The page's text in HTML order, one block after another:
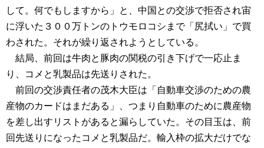
して。何でもしますから」と、中国との交渉で拒否され宙
に浮いた３００万トンのトウモロコシまで「尻拭い」で買
わされた。それが繰り返されようとしている。
結局、前回は牛肉と豚肉の関税の引き下げで一応止ま
り、コメと乳製品は先送りされた。
前回の交渉責任者の茂木大臣は「自動車交渉のための農
産物のカードはまだある」、つまり自動車のために農産物
を差し出すリストがあると漏らしていた。その目玉は、前
回先送りになったコメと乳製品だ。輸入枠の拡大だけでな